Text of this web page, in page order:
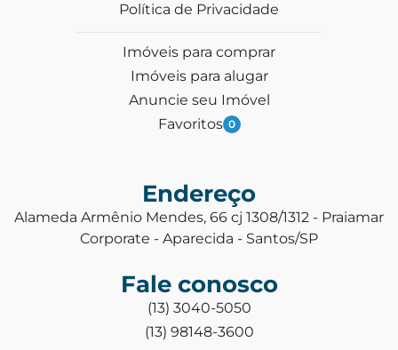
Política de Privacidade
Imóveis para comprar
Imóveis para alugar
Anuncie seu Imóvel
Favoritos 0
Endereço
Alameda Armênio Mendes, 66 cj 1308/1312 - Praiamar
Corporate - Aparecida - Santos/SP
Fale conosco
(13) 3040-5050
(13) 98148-3600